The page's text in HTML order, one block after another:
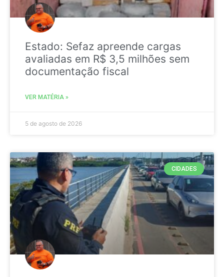
Estado: Sefaz apreende cargas
avaliadas em R$ 3,5 milhões sem
documentação fiscal
VER MATÉRIA »
5 de agosto de 2026
CIDADES